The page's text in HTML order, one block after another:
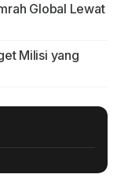
Global Lewat
Milisi yang